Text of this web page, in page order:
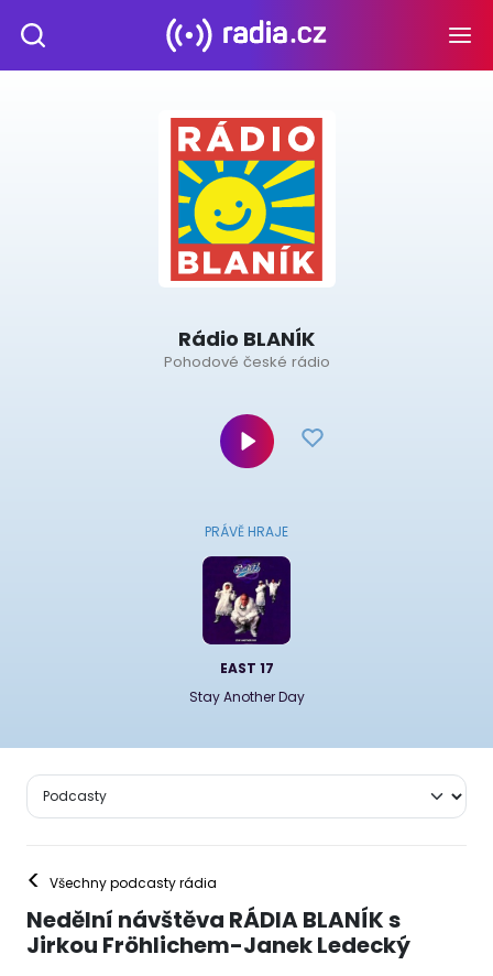
Rádio BLANÍK
Pohodové české rádio
PRÁVĚ HRAJE
EAST 17
Stay Another Day
< Všechny podcasty rádia
Nedělní návštěva RÁDIA BLANÍK s
Jirkou Fröhlichem-Janek Ledecký